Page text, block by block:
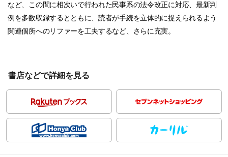
など、この間に相次いで行われた民事系の法令改正に対応、最新判
例を多数収録するとともに、読者が手続を立体的に捉えられるよう
関連個所へのリファーを工夫するなど、さらに充実。
書店などで詳細を見る